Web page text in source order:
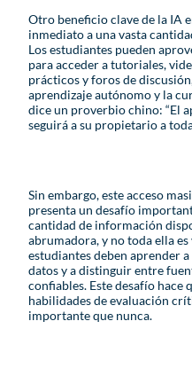
Otro beneficio clave de la IA
inmediato a una vasta
Los estudiantes pueden
para acceder a tutoriales,
prácticos y foros de
aprendizaje autónomo y la
dice un proverbio chino: “El
seguirá a su propietario a
Sin embargo, este acceso
presenta un desafío
cantidad de información
abrumadora, y no toda ella es
estudiantes deben aprender
datos y a distinguir entre
confiables. Este desafío hace
habilidades de evaluación
importante que nunca.